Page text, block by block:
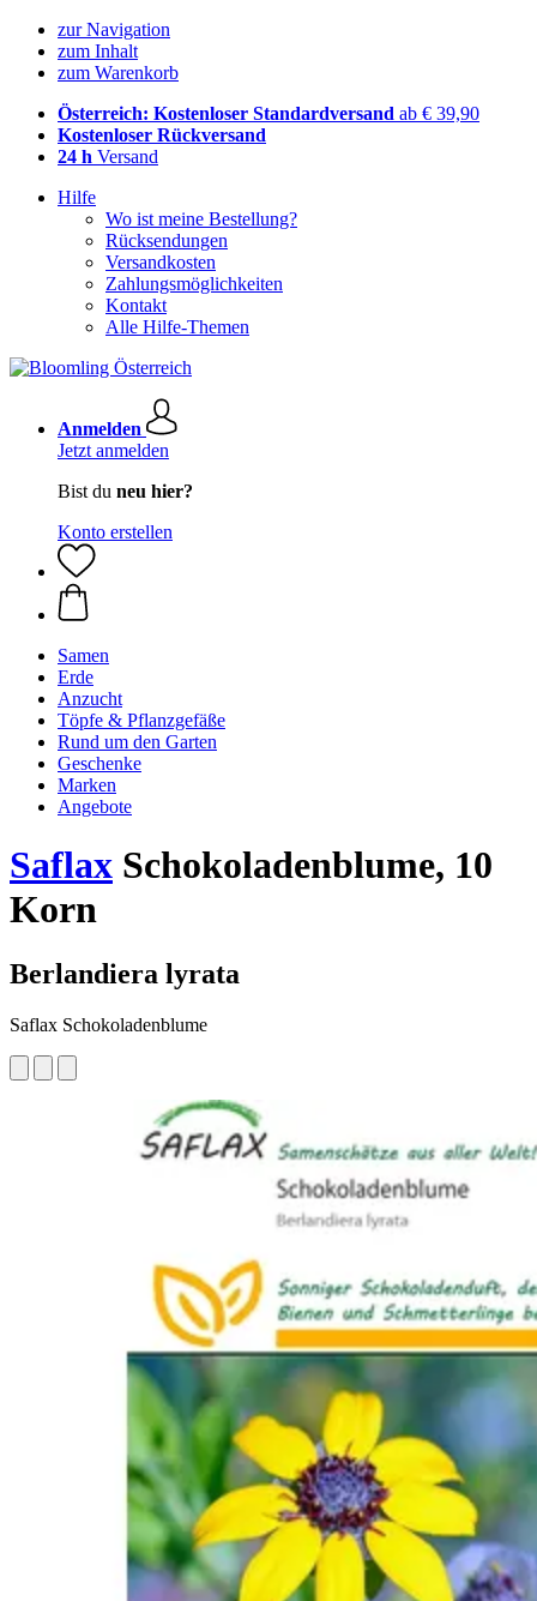
zur Navigation
zum Inhalt
zum Warenkorb
Österreich: Kostenloser Standardversand ab € 39,90
Kostenloser Rückversand
24 h Versand
Hilfe
Wo ist meine Bestellung?
Rücksendungen
Versandkosten
Zahlungsmöglichkeiten
Kontakt
Alle Hilfe-Themen
Anmelden
Jetzt anmelden
Bist du neu hier?
Konto erstellen
Samen
Erde
Anzucht
Töpfe & Pflanzgefäße
Rund um den Garten
Geschenke
Marken
Angebote
Saflax Schokoladenblume, 10
Korn
Berlandiera lyrata
Saflax Schokoladenblume